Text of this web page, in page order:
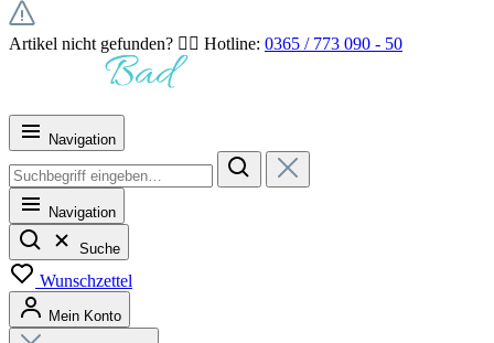
Artikel nicht gefunden? 👉🏻 Hotline: 0365 / 773 090 - 50
Navigation
Navigation
Suche
Wunschzettel
Mein Konto